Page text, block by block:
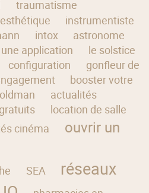
traumatisme
esthétique instrumentiste
intox
astronome
application
le solstice
configuration
gonfleur de
booster votre
actualités
location de salle
cinéma
ouvrir un
SEA
réseaux